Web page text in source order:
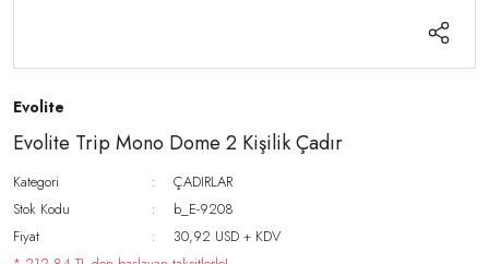
Evolite
Evolite Trip Mono Dome 2 Kişilik Çadır
Kategori
ÇADIRLAR
Stok Kodu
b_E-9208
Fiyat
30,92 USD + KDV